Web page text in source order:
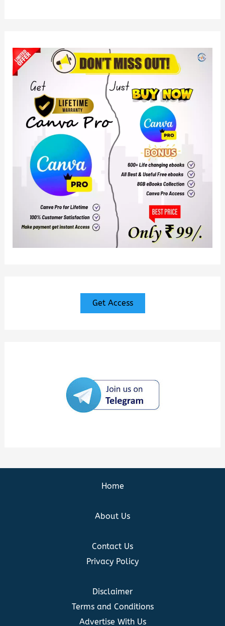
Get Access
Home
About Us
Contact Us
Privacy Policy
Disclaimer
Terms and Conditions
Advertise With Us